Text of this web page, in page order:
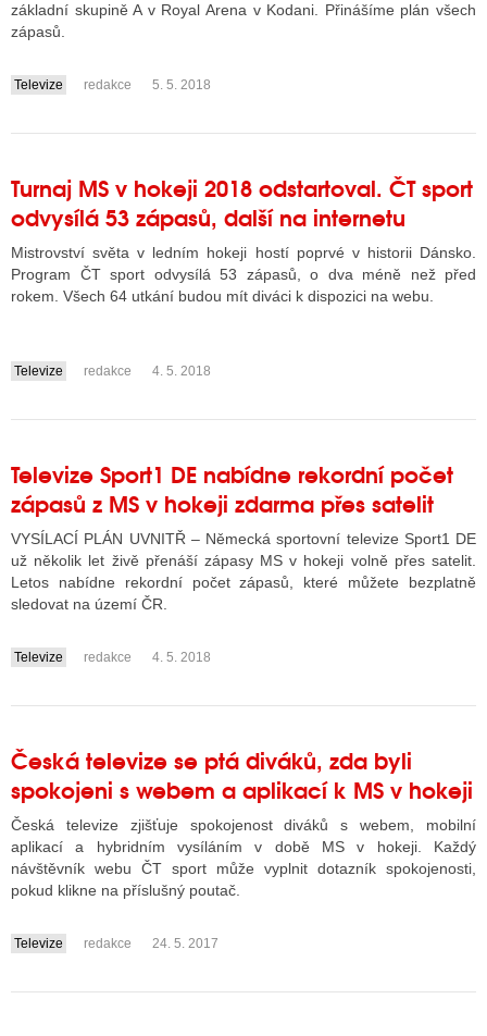
základní skupině A v Royal Arena v Kodani. Přinášíme plán všech
zápasů.
....
Televize redakce 5. 5. 2018
Turnaj MS v hokeji 2018 odstartoval. ČT sport
odvysílá 53 zápasů, další na internetu
Mistrovství světa v ledním hokeji hostí poprvé v historii Dánsko.
Program ČT sport odvysílá 53 zápasů, o dva méně než před
rokem. Všech 64 utkání budou mít diváci k dispozici na webu.
....
Televize redakce 4. 5. 2018
Televize Sport1 DE nabídne rekordní počet
zápasů z MS v hokeji zdarma přes satelit
VYSÍLACÍ PLÁN UVNITŘ – Německá sportovní televize Sport1 DE
už několik let živě přenáší zápasy MS v hokeji volně přes satelit.
Letos nabídne rekordní počet zápasů, které můžete bezplatně
sledovat na území ČR.
....
Televize redakce 4. 5. 2018
Česká televize se ptá diváků, zda byli
spokojeni s webem a aplikací k MS v hokeji
Česká televize zjišťuje spokojenost diváků s webem, mobilní
aplikací a hybridním vysíláním v době MS v hokeji. Každý
návštěvník webu ČT sport může vyplnit dotazník spokojenosti,
pokud klikne na příslušný poutač.
....
Televize redakce 24. 5. 2017